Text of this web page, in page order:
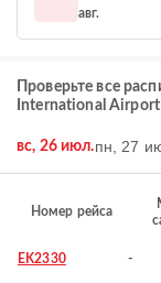
авг.
Проверьте все
International
вс, 26 июл.пн, 27
Номер рейса
EK2330 -